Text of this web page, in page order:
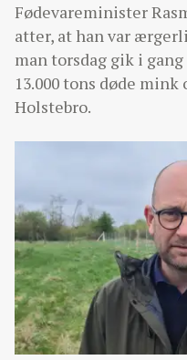
Fødevareminister
atter, at han var
man torsdag gik i
13.000 tons døde
Holstebro.